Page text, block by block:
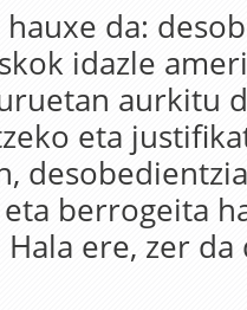
da:
idazle
aurkitu
eta
berrogeita
ere, zer